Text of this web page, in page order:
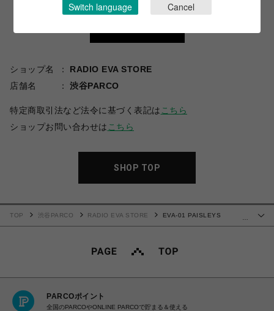
ショップ名
RADIO EVA STORE
店舗名
渋谷PARCO
特定商取引法など法令に基づく表記は こちら
ショップお問い合わせは こちら
SHOP TOP
TOP 渋谷PARCO RADIO EVA STORE
EVA-01 PAISLEYS
PARCOポイント
全国のPARCOやONLINE PARCOで貯まる＆使える
Switch language Cancel